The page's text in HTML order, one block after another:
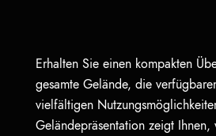
Erhalten Sie einen kompakten
gesamte Gelände, die
vielfältigen
Geländepräsentation zeigt Ihnen,